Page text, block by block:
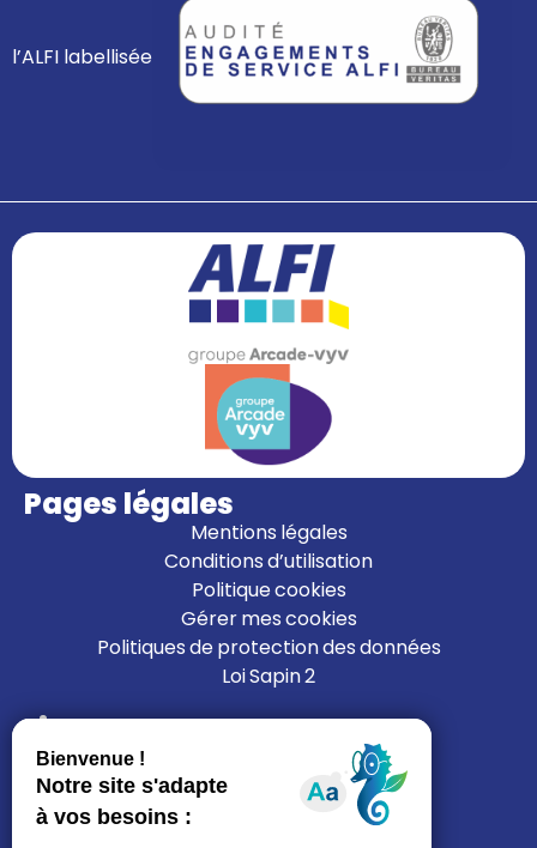
l’ALFI labellisée
Pages légales
Mentions légales
Conditions d’utilisation
Politique cookies
Gérer mes cookies
Politiques de protection des données
Loi Sapin 2
Liens
Nous rejoindre